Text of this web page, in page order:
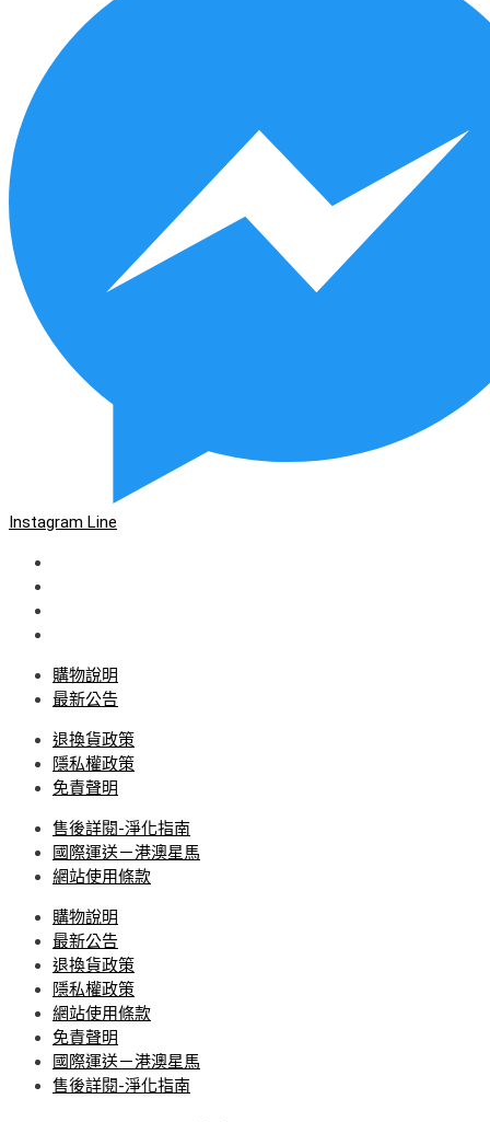
Instagram Line
購物說明
最新公告
退換貨政策
隱私權政策
免責聲明
售後詳閱-淨化指南
國際運送－港澳星馬
網站使用條款
購物說明
最新公告
退換貨政策
隱私權政策
網站使用條款
免責聲明
國際運送－港澳星馬
售後詳閱-淨化指南